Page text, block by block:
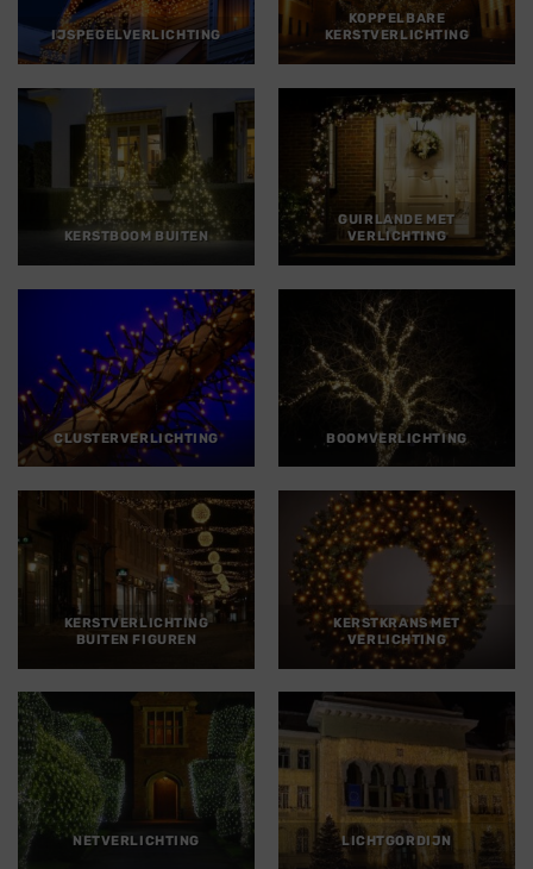
IJSPEGELVERLICHTING
KOPPELBARE
KERSTVERLICHTING
KERSTBOOM BUITEN
GUIRLANDE MET
VERLICHTING
CLUSTERVERLICHTING BOOMVERLICHTING
KERSTVERLICHTING
BUITEN FIGUREN
KERSTKRANS MET
VERLICHTING
NETVERLICHTING LICHTGORDIJN